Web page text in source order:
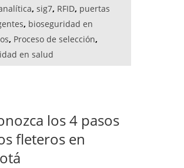
, sig7, RFID, puertas
, bioseguridad en
, Proceso de selección,
en salud
los 4 pasos
fleteros en